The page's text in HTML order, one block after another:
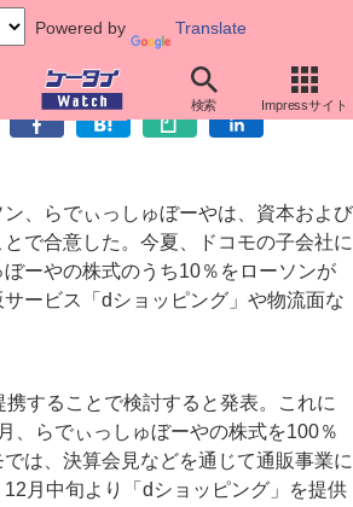
Powered by Translate
検索 Impressサイト
っしゅぼーやが提携
、らでぃっしゅぼーやは、資本および
で合意した。今夏、ドコモの子会社に
ーやの株式のうち10％をローソンが
ービス「dショッピング」や物流面な
することで検討すると発表。これに
、らでぃっしゅぼーやの株式を100％
は、決算会見などを通じて通販事業に
月中旬より「dショッピング」を提供